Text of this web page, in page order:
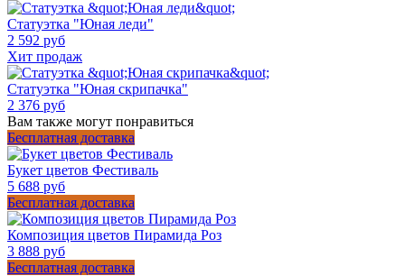
Статуэтка "Юная леди"
2 592 руб
Хит продаж
Статуэтка "Юная скрипачка"
2 376 руб
Вам также могут понравиться
Бесплатная доставка
Букет цветов Фестиваль
5 688 руб
Бесплатная доставка
Композиция цветов Пирамида Роз
3 888 руб
Бесплатная доставка